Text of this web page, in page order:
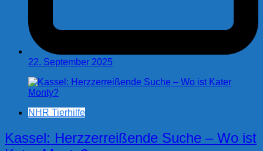
22. September 2025
NHR Tierhilfe
Kassel: Herzzerreißende Suche – Wo ist